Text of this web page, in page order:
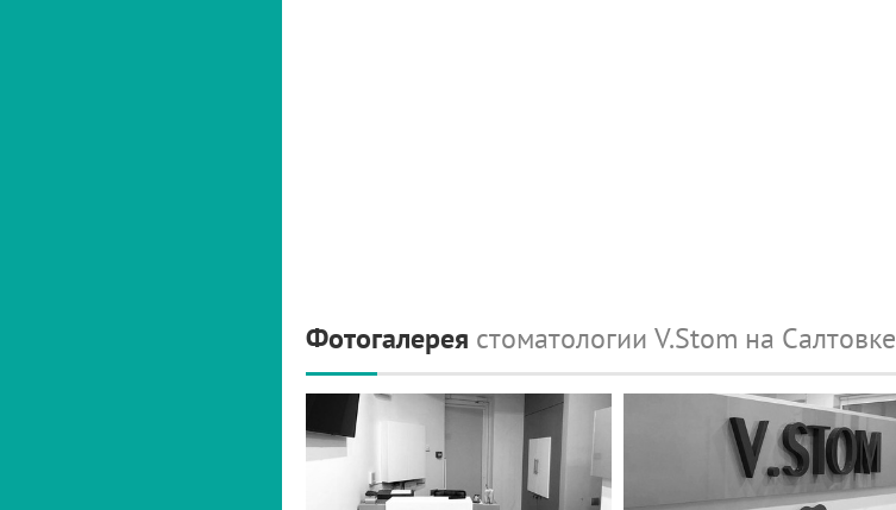
Фотогалерея стоматологии V.Stom на Салтовке